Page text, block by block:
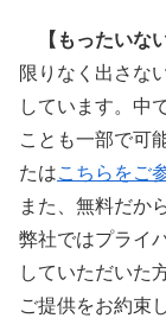
【もったいな
限りなく出さな
しています。中
ことも一部で可
たはこちらをご
また、無料だか
弊社ではプライ
していただいた
ご提供をお約束